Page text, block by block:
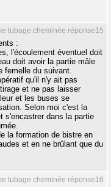
tubage cheminée réponse15
:
l'écoulement éventuel doit
doit avoir la partie mâle
femelle du suivant.
qu'il n'y ait pas
et ne pas laisser
et les buses se
Selon moi c'est la
s'encastrer dans la partie
la formation de bistre en
et en ne brûlant que du
tubage cheminée réponse16